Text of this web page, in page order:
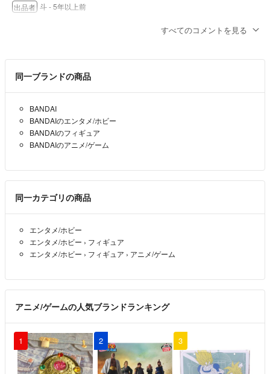
出品者 斗- 5年以上前
本日購入した場合、発送はいつ頃になりますでしょうか？
たろう- 5年以上前
すべてのコメントを見る
同一ブランドの商品
BANDAI
BANDAIのエンタメ/ホビー
BANDAIのフィギュア
BANDAIのアニメ/ゲーム
同一カテゴリの商品
エンタメ/ホビー
エンタメ/ホビー › フィギュア
エンタメ/ホビー › フィギュア › アニメ/ゲーム
アニメ/ゲームの人気ブランドランキング
1 2 3